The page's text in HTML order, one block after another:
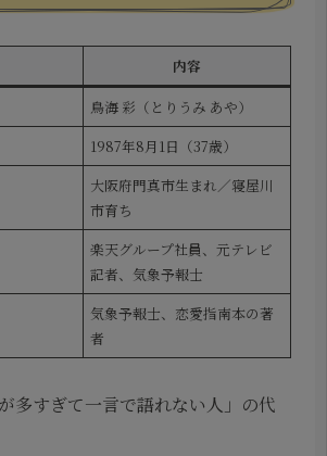
内容
鳥海 彩（とりうみ あや）
1987年8月1日（37歳）
大阪府門真市生まれ／寝屋川
市育ち
楽天グループ社員、元テレビ
記者、気象予報士
気象予報士、恋愛指南本の著
者
多すぎて一言で語れない人」の代